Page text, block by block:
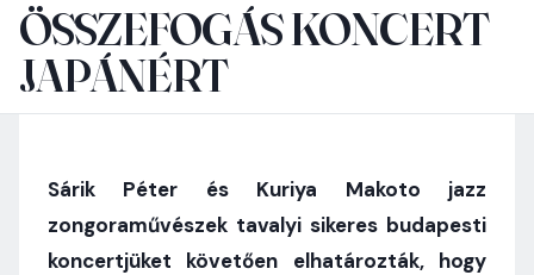
ÖSSZEFOGÁS KONCERT
JAPÁNÉRT
Sárik Péter és Kuriya Makoto jazz
zongoraművészek tavalyi sikeres budapesti
koncertjüket követően elhatározták, hogy